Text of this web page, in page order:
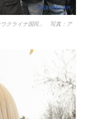
ウクライナ国民」 写真：ア